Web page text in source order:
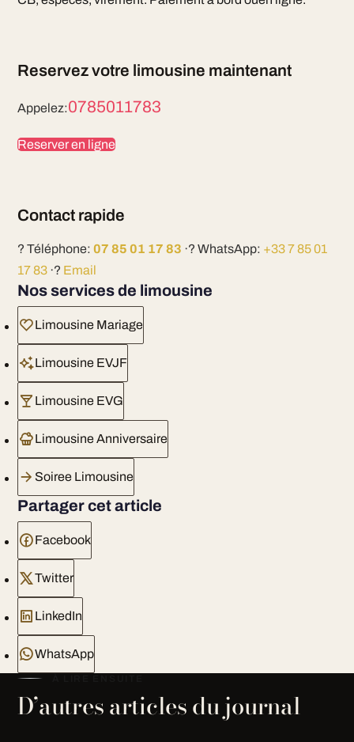
Reservez votre limousine maintenant
Appelez:0785011783
Reserver en ligne
Contact rapide
? Téléphone: 07 85 01 17 83 ·? WhatsApp: +33 7 85 01
17 83·? Email
Nos services de limousine
Limousine Mariage
Limousine EVJF
Limousine EVG
Limousine Anniversaire
Soiree Limousine
Partager cet article
Facebook
Twitter
LinkedIn
WhatsApp
D’autres articles du journal